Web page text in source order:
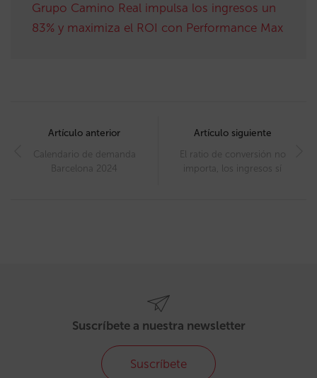
Grupo Camino Real impulsa los ingresos un
83% y maximiza el ROI con Performance Max
navigation
Artículo anterior
Calendario de demanda
Barcelona 2024
Artículo siguiente
El ratio de conversión no
importa, los ingresos sí
Suscríbete a nuestra newsletter
Suscríbete